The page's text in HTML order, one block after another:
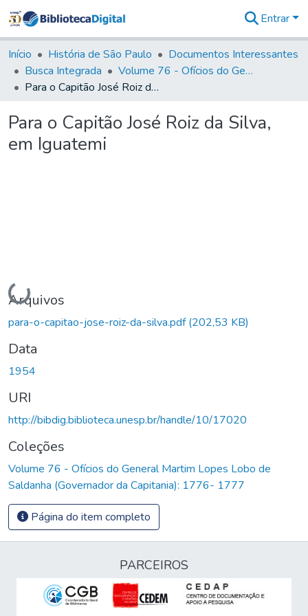
&
Coleções
Tudo na
Biblioteca
Estatísticas
Entrar
Início História de São Paulo
Documentos Interessantes
Busca Integrada
Volume 76 - Ofícios do General Martim Lopes Lobo de Saldanha (Governador da Capitania): 1776- 1777
Para o Capitão José Roiz da Silva, em Iguatemi
Para o Capitão José Roiz da Silva,
em Iguatemi
Carregando...
Arquivos
para-o-capitao-jose-roiz-da-silva.pdf(202,53 KB)
Data
1954
URI
http://bibdig.biblioteca.unesp.br/handle/10/17020
Coleções
Volume 76 - Ofícios do General Martim Lopes Lobo de
Saldanha (Governador da Capitania): 1776- 1777
Página do item completo
PARCEIROS